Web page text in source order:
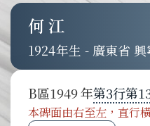
何江
1924 - 廣東省 興
B區1949 第3行第
本碑面由右至左，直行